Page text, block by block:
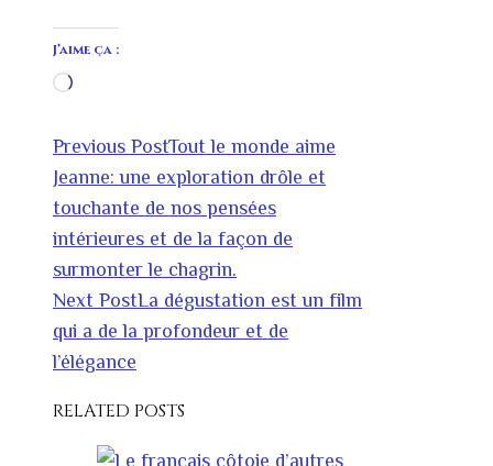
J’aime ça :
Chargement…
Previous PostTout le monde aime
Jeanne: une exploration drôle et
touchante de nos pensées
intérieures et de la façon de
surmonter le chagrin.
Next PostLa dégustation est un film
qui a de la profondeur et de
l’élégance
RELATED POSTS